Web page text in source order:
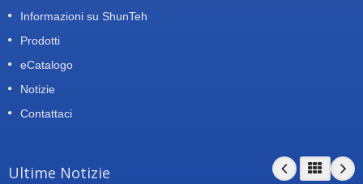
Informazioni su ShunTeh
Prodotti
eCatalogo
Notizie
Contattaci
Ultime Notizie